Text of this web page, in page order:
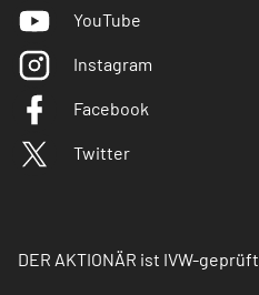
YouTube
Instagram
Facebook
Twitter
DER AKTIONÄR ist IVW-geprüft